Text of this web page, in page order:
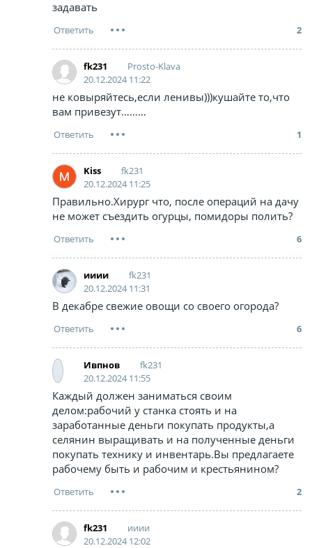
задавать
2
fk231
Prosto-Klava
20.12.2024 11:22
не ковыряйтесь,если ленивы)))кушайте то,что
вам привезут………
1
Kiss
fk231
20.12.2024 11:25
Правильно.Хирург что, после операций на дачу
не может съездить огурцы, помидоры полить?
6
ииии
fk231
20.12.2024 11:31
В декабре свежие овощи со своего огорода?
6
Ивпнов
fk231
20.12.2024 11:55
Каждый должен заниматься своим
делом:рабочий у станка стоять и на
заработанные деньги покупать продукты,а
селянин выращивать и на полученные деньги
покупать технику и инвентарь.Вы предлагаете
рабочему быть и рабочим и крестьянином?
2
fk231
ииии
20.12.2024 12:02